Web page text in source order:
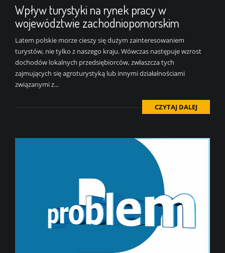
Wpływ turystyki na rynek pracy w
województwie zachodniopomorskim
Latem polskie morze cieszy się dużym zainteresowaniem
turystów, nie tylko z naszego kraju. Wówczas następuje wzrost
dochodów lokalnych przedsiębiorców, zwłaszcza tych
zajmujących się agroturystyką lub innymi działalnościami
związanymi z...
CZYTAJ DALEJ